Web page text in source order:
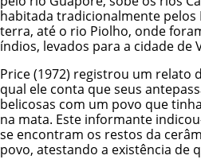
habitada tradicionalmente pelos
terra, até o rio Piolho, onde
índios, levados para a cidade de
Price (1972) registrou um relato
qual ele conta que seus
belicosas com um povo que
na mata. Este informante
se encontram os restos da
povo, atestando a existência de